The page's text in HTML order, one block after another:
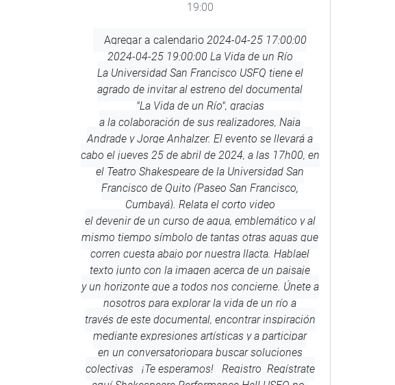
19:00
Agregar
calendario
Agregar a calendario 2024-04-25 17:00:00
2024-04-25 19:00:00 La Vida de un Río
La Universidad San Francisco USFQ tiene el
agrado de invitar al estreno del documental
"La Vida de un Río", gracias
a la colaboración de sus realizadores, Naia
Andrade y Jorge Anhalzer. El evento se llevará a
cabo el jueves 25 de abril de 2024, a las 17h00, en
el Teatro Shakespeare de la Universidad San
Francisco de Quito (Paseo San Francisco,
Cumbayá). Relata el corto video
el devenir de un curso de agua, emblemático y al
mismo tiempo símbolo de tantas otras aguas que
corren cuesta abajo por nuestra llacta. Hablael
texto junto con la imagen acerca de un paisaje
y un horizonte que a todos nos concierne. Únete a
nosotros para explorar la vida de un río a
través de este documental, encontrar inspiración
mediante expresiones artísticas y a participar
en un conversatoriopara buscar soluciones
colectivas ¡Te esperamos! Registro Regístrate